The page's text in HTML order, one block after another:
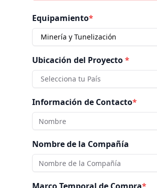
Equipamiento*
Minería y Tunelización
Ubicación del Proyecto*
Selecciona tu País
Información de Contacto*
Nombre de la Compañía